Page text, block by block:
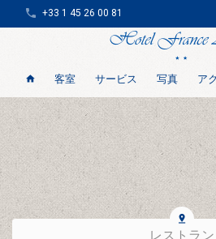
客室 サービス 写真 ア
+33 1 45 26 00 81
レストラン